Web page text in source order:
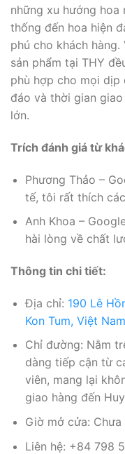
những xu hướng
thống đến hoa hiện
phú cho khách
sản phẩm tại THY
phù hợp cho mọi dịp
đáo và thời gian
lớn.
Trích đánh giá từ
Phương Thảo –
tế, tôi rất thích
Anh Khoa –
hài lòng về chất
Thông tin chi tiết:
Địa chỉ: 190 Lê
Kon Tum, Việt Nam
Chỉ đường: Nằm
dàng tiếp cận từ
viên, mang lại
giao hàng đến
Giờ mở cửa: Chưa
Liên hệ: +84 798